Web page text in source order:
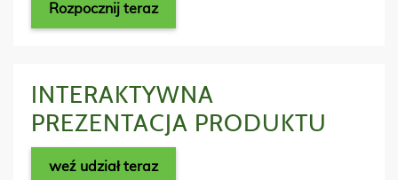
Rozpocznij teraz
INTERAKTYWNA
PREZENTACJA PRODUKTU
weź udział teraz